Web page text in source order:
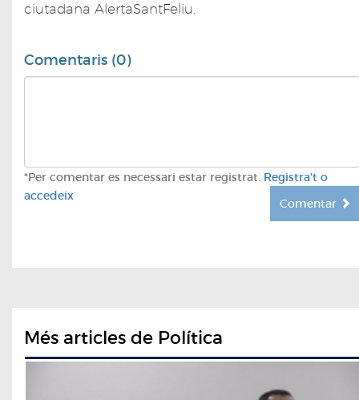
ciutadana AlertaSantFeliu.
Comentaris (0)
*Per comentar es necessari estar registrat. Registra't o
accedeix
Comentar
Més articles de Política